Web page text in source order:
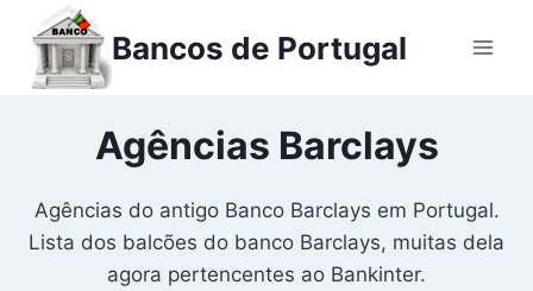
para
Bancos de Portugal
Agências Barclays
Agências do antigo Banco Barclays em Portugal.
Lista dos balcões do banco Barclays, muitas dela
agora pertencentes ao Bankinter.